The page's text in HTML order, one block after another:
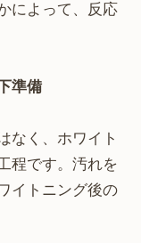
によって、反応
準備
なく、ホワイト
程です。汚れを
イトニング後の